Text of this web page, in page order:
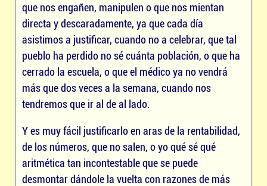
que nos engañen, manipulen o que nos mientan
directa y descaradamente, ya que cada día
asistimos a justificar, cuando no a celebrar, que tal
pueblo ha perdido no sé cuánta población, o que ha
cerrado la escuela, o que el médico ya no vendrá
más que dos veces a la semana, cuando nos
tendremos que ir al de al lado.
Y es muy fácil justificarlo en aras de la rentabilidad,
de los números, que no salen, o yo qué sé qué
aritmética tan incontestable que se puede
desmontar dándole la vuelta con razones de más